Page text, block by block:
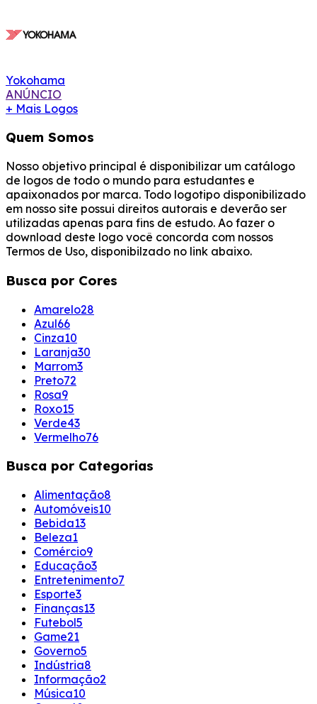
Yokohama
ANÚNCIO
+ Mais Logos
Quem Somos
Nosso objetivo principal é disponibilizar um catálogo
de logos de todo o mundo para estudantes e
apaixonados por marca. Todo logotipo disponibilizado
em nosso site possui direitos autorais e deverão ser
utilizadas apenas para fins de estudo. Ao fazer o
download deste logo você concorda com nossos
Termos de Uso, disponibilzado no link abaixo.
Busca por Cores
Amarelo28
Azul66
Cinza10
Laranja30
Marrom3
Preto72
Rosa9
Roxo15
Verde43
Vermelho76
Busca por Categorias
Alimentação8
Automóveis10
Bebida13
Beleza1
Comércio9
Educação3
Entretenimento7
Esporte3
Finanças13
Futebol5
Game21
Governo5
Indústria8
Informação2
Música10